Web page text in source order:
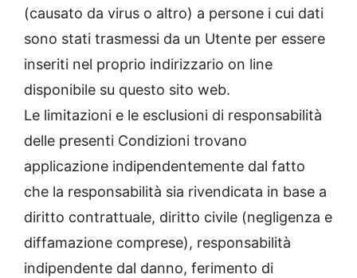
(causato da virus o altro) a persone i cui dati
sono stati trasmessi da un Utente per essere
inseriti nel proprio indirizzario on line
disponibile su questo sito web.
Le limitazioni e le esclusioni di responsabilità
delle presenti Condizioni trovano
applicazione indipendentemente dal fatto
che la responsabilità sia rivendicata in base a
diritto contrattuale, diritto civile (negligenza e
diffamazione comprese), responsabilità
indipendente dal danno, ferimento di